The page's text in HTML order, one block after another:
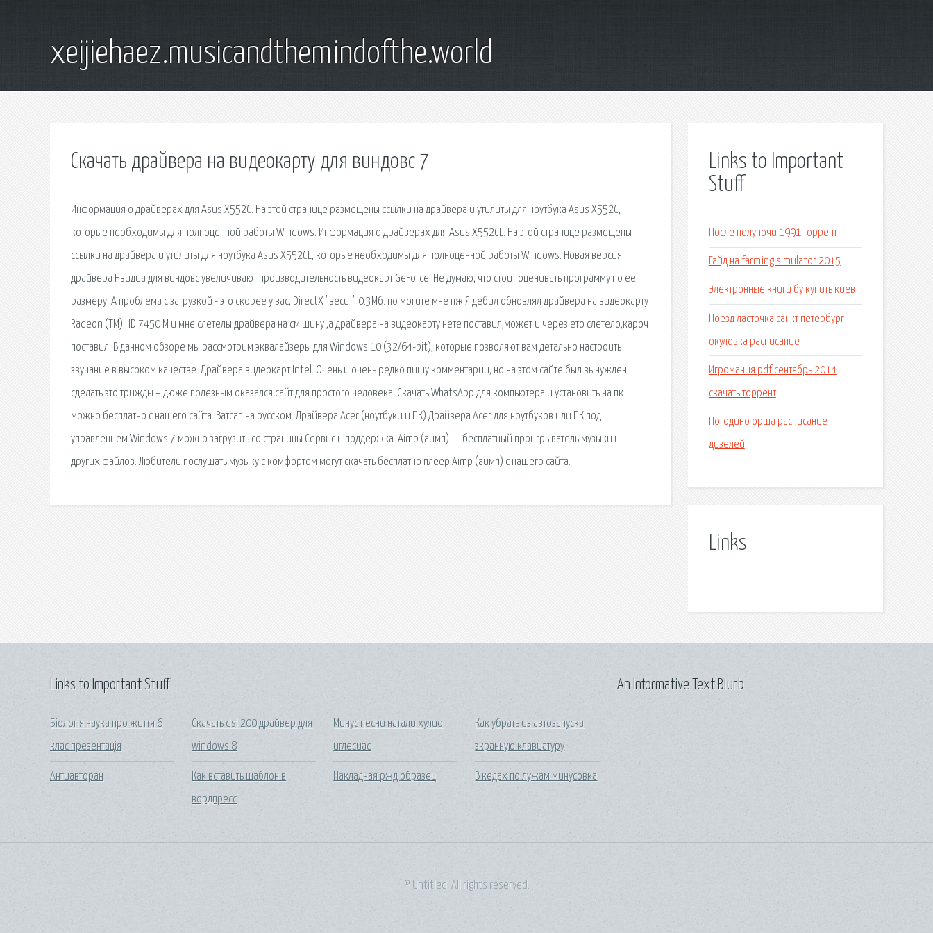
xeijiehaez.musicandthemindofthe.world
Скачать драйвера на видеокарту для виндовс 7
Информация о драйверах для Asus X552C. На этой странице размещены ссылки на драйвера и утилиты для ноутбука Asus X552C,
которые необходимы для полноценной работы Windows. Информация о драйверах для Asus X552CL. На этой странице размещены
ссылки на драйвера и утилиты для ноутбука Asus X552CL, которые необходимы для полноценной работы Windows. Новая версия
драйвера Нвидиа для виндовс увеличивают производительность видеокарт GeForce. Не думаю, что стоит оценивать программу по ее
размеру. А проблема с загрузкой - это скорее у вас, DirectX "весит" 0.3Мб. по могите мне пж!Я дебил обновлял драйвера на видеокарту
Radeon (TM) HD 7450 M и мне слетелы драйвера на см шину ,а драйвера на видеокарту нете поставил,может и через ето слетело,кароч
поставил. В данном обзоре мы рассмотрим эквалайзеры для Windows 10 (32/64-bit), которые позволяют вам детально настроить
звучание в высоком качестве. Драйвера видеокарт Intel. Очень и очень редко пишу комментарии, но на этом сайте был вынужден
сделать это трижды – дюже полезным оказался сайт для простого человека. Скачать WhatsApp для компьютера и установить на пк
можно бесплатно с нашего сайта. Ватсап на русском. Драйвера Acer (ноутбуки и ПК) Драйвера Acer для ноутбуков или ПК под
управлением Windows 7 можно загрузить со страницы Сервис и поддержка. Aimp (аимп) — бесплатный проигрыватель музыки и
других файлов. Любители послушать музыку с комфортом могут скачать бесплатно плеер Aimp (аимп) с нашего сайта.
Links to Important
Stuff
После полуночи 1991 торрент
Гайд на farming simulator 2015
Электронные книги бу купить киев
Поезд ласточка санкт петербург
окуловка расписание
Игромания pdf сентябрь 2014
скачать торрент
Погодино орша расписание
дизелей
Links
Links to Important Stuff
Біологія наука про життя 6
клас презентація
Антиавторан
Скачать dsl 200 драйвер для
windows 8
Как вставить шаблон в
вордпресс
Минус песни натали хулио
иглесиас
Накладная ржд образец
Как убрать из автозапуска
экранную клавиатуру
В кедах по лужам минусовка
An Informative Text Blurb
© Untitled. All rights reserved.